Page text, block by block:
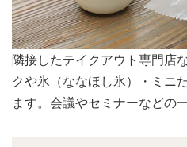
会議スペースは大きな窓から
す。